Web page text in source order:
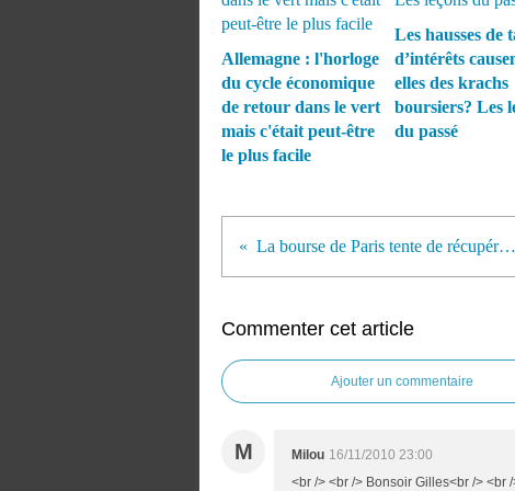
Allemagne : l'horloge
du cycle économique
de retour dans le vert
mais c'était peut-être
le plus facile
Les hausses de
d’intérêts
elles des krachs
boursiers? Les
du passé
La bourse de Paris tente de récupérer le terrain perdu
Commenter cet article
Ajouter un commentaire
M Milou 16/11/2010 23:00
<br /> <br /> Bonsoir Gilles<br /> <br